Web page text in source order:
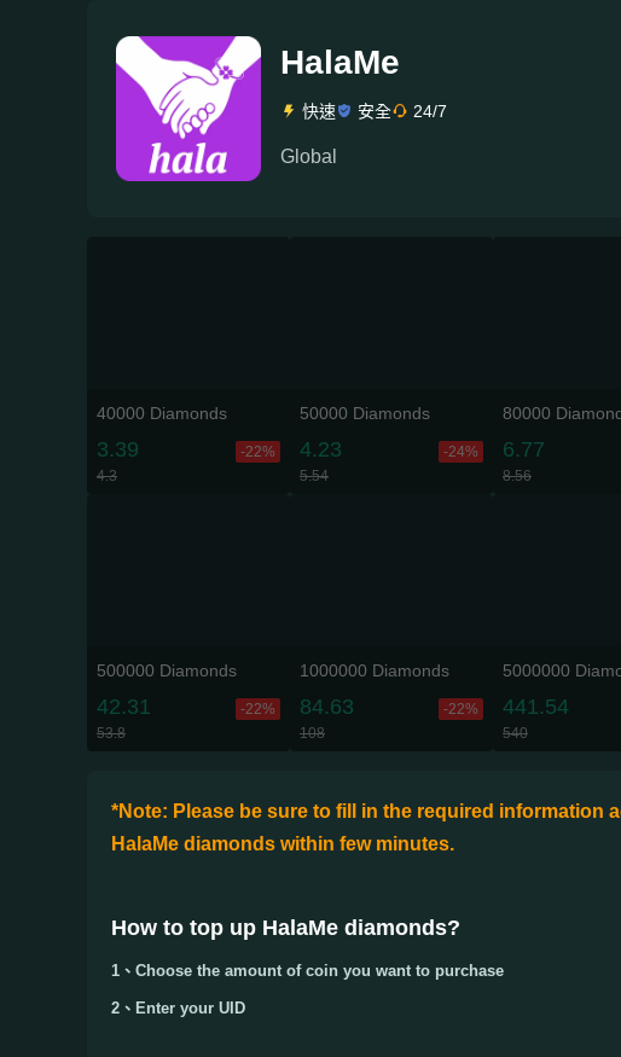
HalaMe
快速 安全 24/7
Global
40000 Diamonds
3.39
-22%
4.3
50000 Diamonds
4.23
-24%
5.54
80000
6.77
8.56
500000 Diamonds
42.31
-22%
53.8
1000000 Diamonds
84.63
-22%
108
5000000
441.54
540
*Note: Please be sure to fill in the required
HalaMe diamonds within few minutes.
How to top up HalaMe diamonds?
1、Choose the amount of coin you want to purchase
2、Enter your UID